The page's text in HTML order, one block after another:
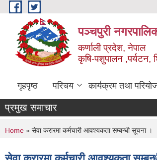
Skip to main content
पञ्चपुरी
कर्णाली प्रदेश, नेपाल
कृषि-पशुपालन ,पर्यटन,
गृहपृष्ठ परिचय कार्यक्रम तथा
प्रमुख समाचार
You are here
Home » सेवा करारमा कर्मचारी आवश्यकता सम्बन्धी सूचना ।